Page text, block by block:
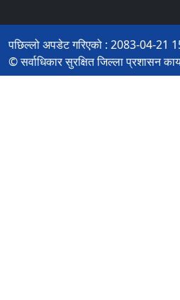
पछिल्लो अपडेट गरिएको : 2083-04-21
© सर्वाधिकार सुरक्षित जिल्ला प्रशासन